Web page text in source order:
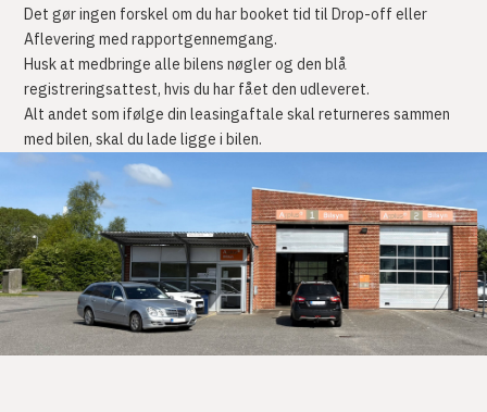
Det gør ingen forskel om du har booket tid til Drop-off eller
Aflevering med rapportgennemgang.
Husk at medbringe alle bilens nøgler og den blå
registreringsattest, hvis du har fået den udleveret.
Alt andet som ifølge din leasingaftale skal returneres sammen
med bilen, skal du lade ligge i bilen.